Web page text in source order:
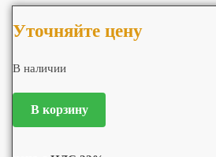
Уточняйте цену
В наличии
В корзину